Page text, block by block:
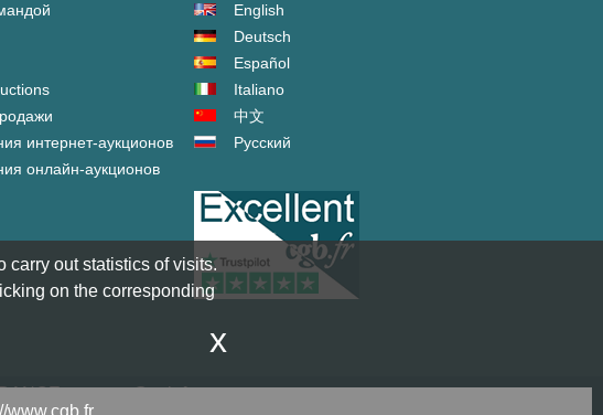
интернет-аукционов
онлайн-аукционов
English
Deutsch
Español
Italiano
中文
Русский
-contact@cgb.fr
carry out statistics of visits.
on the corresponding
x
www.cgb.fr